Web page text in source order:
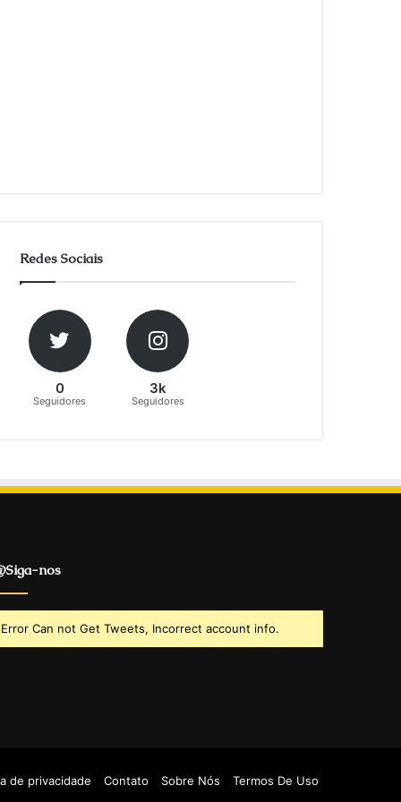
Redes Sociais
0
Seguidores
3k
Seguidores
nos
Error Can not Get Tweets, Incorrect account info.
de privacidade Contato Sobre Nós Termos De Uso